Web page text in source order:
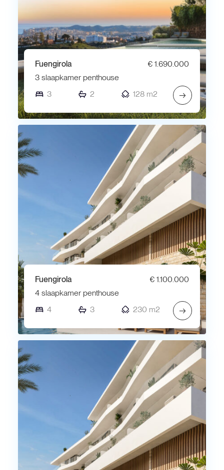
Fuengirola
€ 1.690.000
3 slaapkamer penthouse
3
2 128 m2 →
Fuengirola
€ 1.100.000
4 slaapkamer penthouse
4
3 230 m2 →